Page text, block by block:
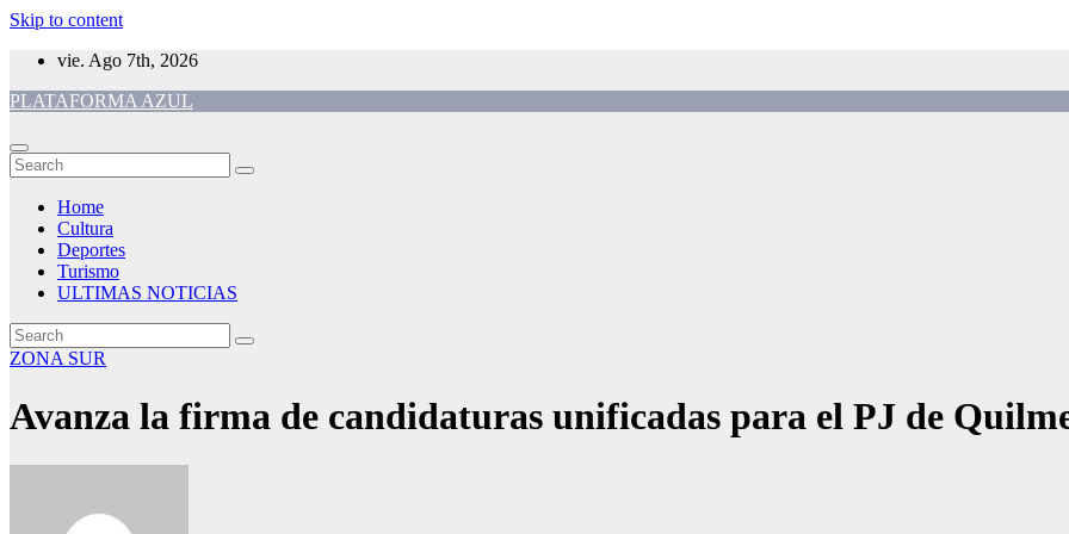
Skip to content
vie. Ago 7th, 2026
PLATAFORMA AZUL
Home
Cultura
Deportes
Turismo
ULTIMAS NOTICIAS
ZONA SUR
Avanza la firma de candidaturas unificadas para el PJ de